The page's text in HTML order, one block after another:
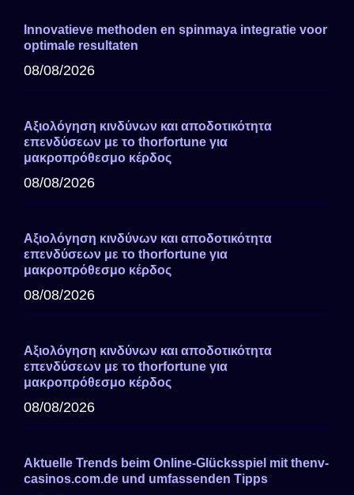
Innovatieve methoden en spinmaya integratie voor
optimale resultaten
08/08/2026
Αξιολόγηση κινδύνων και αποδοτικότητα
επενδύσεων με το thorfortune για
μακροπρόθεσμο κέρδος
08/08/2026
Αξιολόγηση κινδύνων και αποδοτικότητα
επενδύσεων με το thorfortune για
μακροπρόθεσμο κέρδος
08/08/2026
Αξιολόγηση κινδύνων και αποδοτικότητα
επενδύσεων με το thorfortune για
μακροπρόθεσμο κέρδος
08/08/2026
Aktuelle Trends beim Online-Glücksspiel mit thenv-
casinos.com.de und umfassenden Tipps